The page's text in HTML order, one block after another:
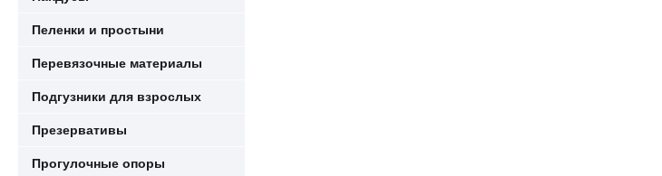
Пеленки и простыни
Перевязочные материалы
Подгузники для взрослых
Презервативы
Прогулочные опоры